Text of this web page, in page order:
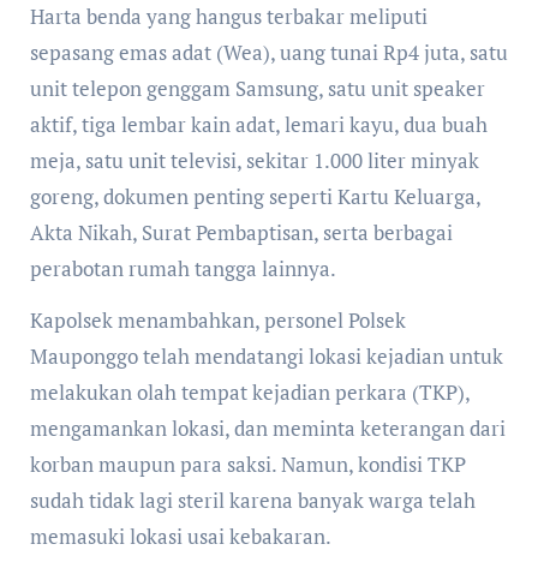
Harta benda yang hangus terbakar meliputi
sepasang emas adat (Wea), uang tunai Rp4 juta, satu
unit telepon genggam Samsung, satu unit speaker
aktif, tiga lembar kain adat, lemari kayu, dua buah
meja, satu unit televisi, sekitar 1.000 liter minyak
goreng, dokumen penting seperti Kartu Keluarga,
Akta Nikah, Surat Pembaptisan, serta berbagai
perabotan rumah tangga lainnya.
Kapolsek menambahkan, personel Polsek
Mauponggo telah mendatangi lokasi kejadian untuk
melakukan olah tempat kejadian perkara (TKP),
mengamankan lokasi, dan meminta keterangan dari
korban maupun para saksi. Namun, kondisi TKP
sudah tidak lagi steril karena banyak warga telah
memasuki lokasi usai kebakaran.